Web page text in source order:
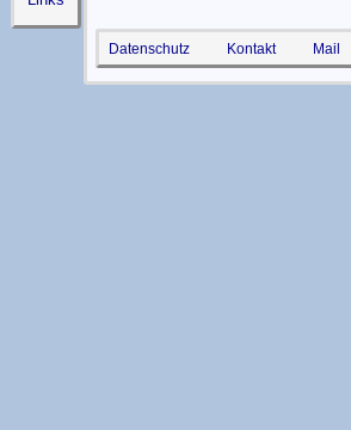
Datenschutz Kontakt Mail